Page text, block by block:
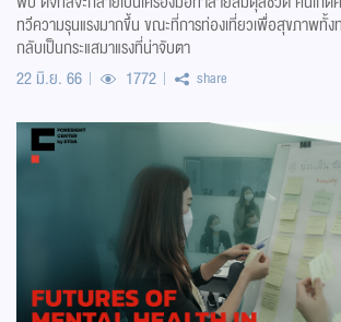
ทวีความรุนแรงมากขึ้น ขณะที่การท่องเที่ยวเพื่อสุขภาพทั้ง
กลับเป็นกระแสมาแรงที่น่าจับตา
22 มิ.ย. 66
1772 share